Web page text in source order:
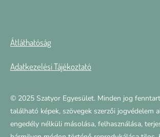
Átláthatóság
Adatkezelési Tájékoztató
© 2025 Szatyor Egyesület. Minden jog
található képek, szövegek szerzői jogvédelem
engedély nélküli másolása, felhasználása,